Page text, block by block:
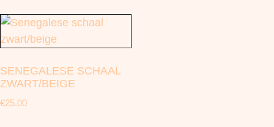
SENEGALESE SCHAAL
ZWART/BEIGE
€25.00